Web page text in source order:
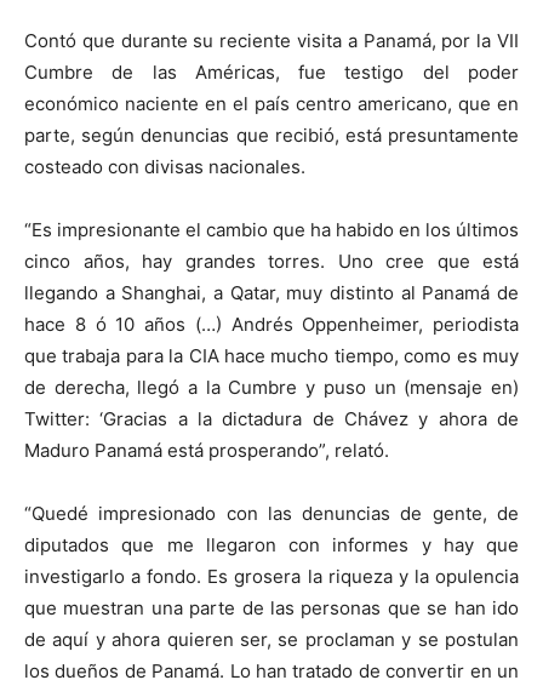
Contó que durante su reciente visita a Panamá, por la VII
Cumbre de las Américas, fue testigo del poder
económico naciente en el país centro americano, que en
parte, según denuncias que recibió, está presuntamente
costeado con divisas nacionales.
“Es impresionante el cambio que ha habido en los últimos
cinco años, hay grandes torres. Uno cree que está
llegando a Shanghai, a Qatar, muy distinto al Panamá de
hace 8 ó 10 años (…) Andrés Oppenheimer, periodista
que trabaja para la CIA hace mucho tiempo, como es muy
de derecha, llegó a la Cumbre y puso un (mensaje en)
Twitter: ‘Gracias a la dictadura de Chávez y ahora de
Maduro Panamá está prosperando”, relató.
“Quedé impresionado con las denuncias de gente, de
diputados que me llegaron con informes y hay que
investigarlo a fondo. Es grosera la riqueza y la opulencia
que muestran una parte de las personas que se han ido
de aquí y ahora quieren ser, se proclaman y se postulan
los dueños de Panamá. Lo han tratado de convertir en un